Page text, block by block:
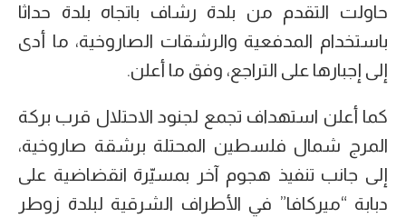
حاولت التقدم من بلدة رشاف باتجاه بلدة حداثا
باستخدام المدفعية والرشقات الصاروخية، ما أدى
إلى إجبارها على التراجع، وفق ما أعلن.
كما أعلن استهداف تجمع لجنود الاحتلال قرب بركة
المرج شمال فلسطين المحتلة برشقة صاروخية،
إلى جانب تنفيذ هجوم آخر بمسيّرة انقضاضية على
دبابة “ميركافا” في الأطراف الشرقية لبلدة زوطر